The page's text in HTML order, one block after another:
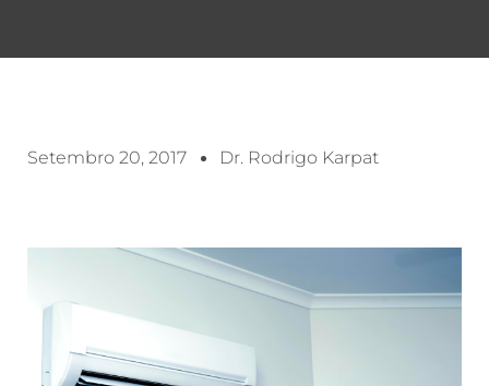
Setembro 20, 2017 Dr. Rodrigo Karpat